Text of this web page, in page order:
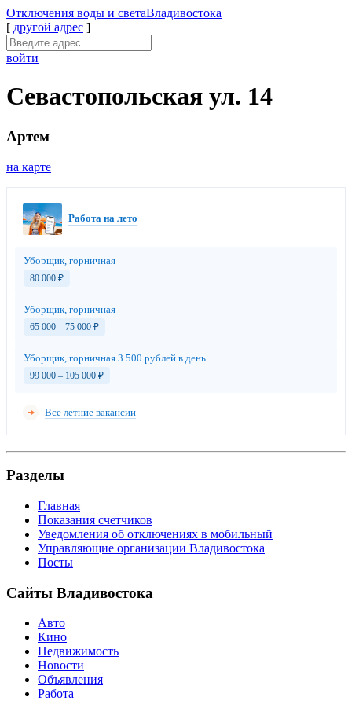
Отключения воды и светаВладивостока
[ другой адрес ]
войти
Севастопольская ул. 14
Артем
на карте
Работа на лето
Уборщик, горничная
80 000 ₽
Уборщик, горничная
65 000 – 75 000 ₽
Уборщик, горничная 3 500 рублей в день
99 000 – 105 000 ₽
Все летние вакансии
Разделы
Главная
Показания счетчиков
Уведомления об отключениях в мобильный
Управляющие организации Владивостока
Посты
Сайты Владивостока
Авто
Кино
Недвижимость
Новости
Объявления
Работа